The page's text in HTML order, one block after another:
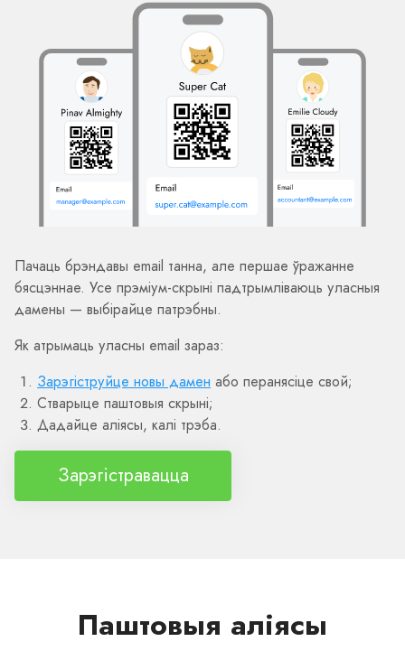
Пачаць брэндавы email танна, але першае ўражанне
бясцэннае. Усе прэміум-скрыні падтрымліваюць уласныя
дамены — выбірайце патрэбны.
Як атрымаць уласны email зараз:
Зарэгіструйце новы дамен або перанясіце свой;
Стварыце паштовыя скрыні;
Дадайце аліясы, калі трэба.
Зарэгістравацца
Паштовыя аліясы